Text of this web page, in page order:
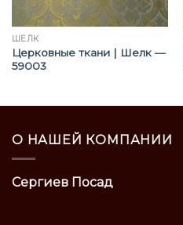
ШЁЛК
Церковные ткани | Шелк —
59003
О НАШЕЙ КОМПАНИИ
Сергиев Посад